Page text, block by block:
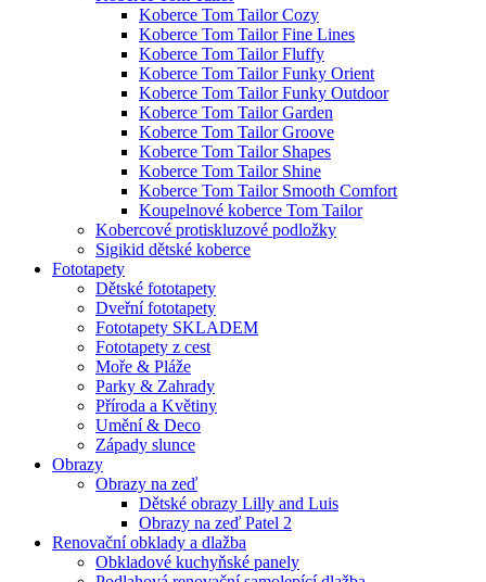
Koberce Tom Tailor Cozy
Koberce Tom Tailor Fine Lines
Koberce Tom Tailor Fluffy
Koberce Tom Tailor Funky Orient
Koberce Tom Tailor Funky Outdoor
Koberce Tom Tailor Garden
Koberce Tom Tailor Groove
Koberce Tom Tailor Shapes
Koberce Tom Tailor Shine
Koberce Tom Tailor Smooth Comfort
Koupelnové koberce Tom Tailor
Kobercové protiskluzové podložky
Sigikid dětské koberce
Fototapety
Dětské fototapety
Dveřní fototapety
Fototapety SKLADEM
Fototapety z cest
Moře & Pláže
Parky & Zahrady
Příroda a Květiny
Umění & Deco
Západy slunce
Obrazy
Obrazy na zeď
Dětské obrazy Lilly and Luis
Obrazy na zeď Patel 2
Renovační obklady a dlažba
Obkladové kuchyňské panely